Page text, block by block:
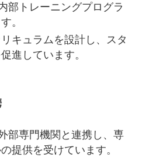
部トレーニングプログラ
。
キュラムを設計し、スタ
進しています。
部専門機関と連携し、専
提供を受けています。